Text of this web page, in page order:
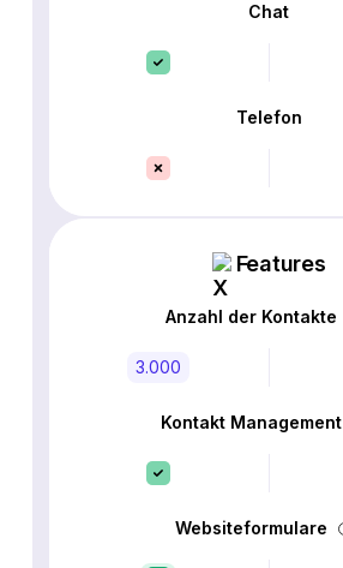
Chat
Telefon
Features
Anzahl der Kontakte
3.000
Kontakt Management
Websiteformulare